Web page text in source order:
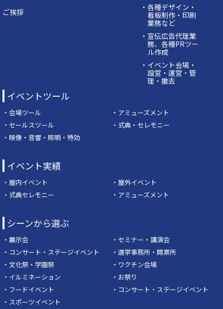
ご挨拶
・各種デザイン・
看板制作・印刷
業務など
・宣伝広告代理業
務、各種PRツー
ル作成
・イベント会場・
設営・運営・管
理・撤去
イベントツール
・会場ツール
・アミューズメント
・セールスツール
・式典・セレモニー
・映像・音響・照明・特効
イベント実績
・屋内イベント
・屋外イベント
・式典セレモニー
・アミューズメント
シーンから選ぶ
・展示会
・セミナー・講演会
・コンサート・ステージイベント
・選挙事務所・開票所
・文化祭・学園祭
・ワクチン会場
・イルミネーション
・お祭り
・フードイベント
・コンサート・ステージイベント
・スポーツイベント